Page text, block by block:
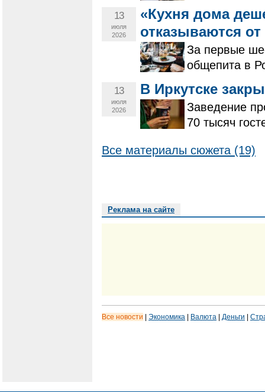
13
июля
2026
«Кухня дома
отказываются
За первые
общепита в
13
июля
2026
В Иркутске
Заведение
70 тысяч
Все материалы сюжета (19)
Реклама на сайте
Все новости Экономика Валюта Деньги